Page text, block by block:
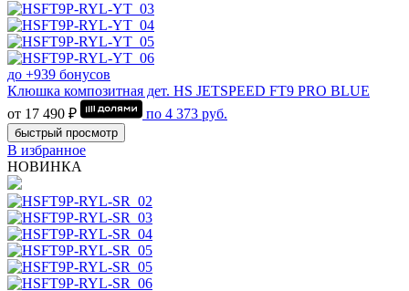
до +939 бонусов
Клюшка композитная дет. HS JETSPEED FT9 PRO BLUE
от 17 490 ₽
по 4 373 руб.
быстрый просмотр
В избранное
НОВИНКА